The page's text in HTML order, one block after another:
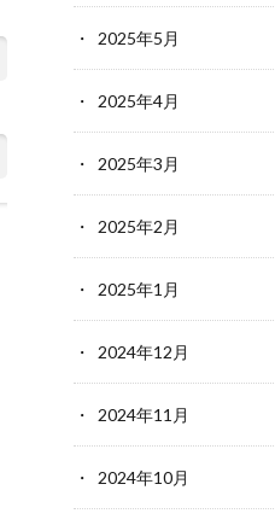
2025年5月
2025年4月
2025年3月
2025年2月
2025年1月
2024年12月
2024年11月
2024年10月